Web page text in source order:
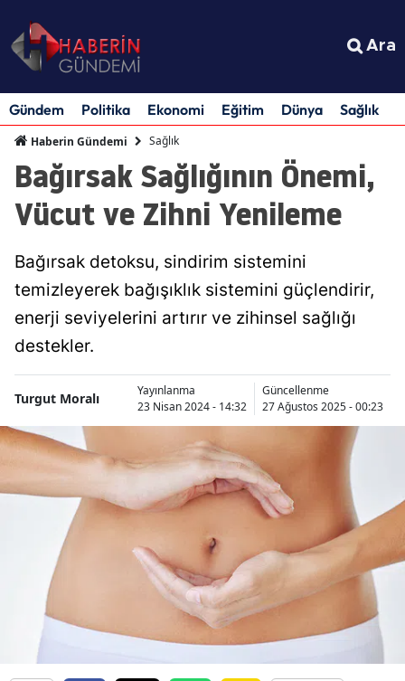
Ara
Gündem Politika Ekonomi Eğitim Dünya Sağlık
Haberin Gündemi Sağlık
Bağırsak Sağlığının Önemi,
Vücut ve Zihni Yenileme
Bağırsak detoksu, sindirim sistemini
temizleyerek bağışıklık sistemini güçlendirir,
enerji seviyelerini artırır ve zihinsel sağlığı
destekler.
Turgut Moralı
Yayınlanma
23 Nisan 2024 - 14:32
Güncellenme
27 Ağustos 2025 - 00:23